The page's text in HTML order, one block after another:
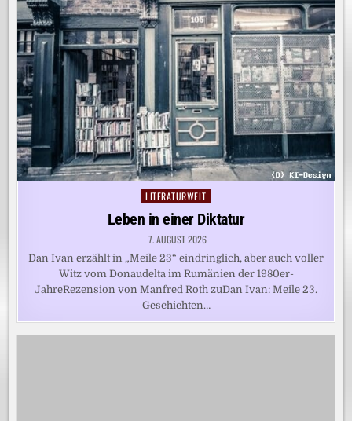
Posted
in
LITERATURWELT
Leben in einer Diktatur
7. AUGUST 2026
Dan Ivan erzählt in „Meile 23“ eindringlich, aber auch voller
Witz vom Donaudelta im Rumänien der 1980er-
JahreRezension von Manfred Roth zuDan Ivan: Meile 23.
Geschichten…